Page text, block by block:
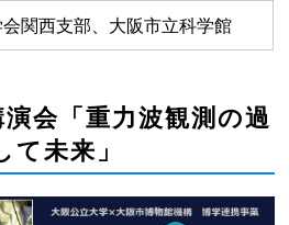
関西支部、大阪市立科学館
会「重力波観測の過
て未来」